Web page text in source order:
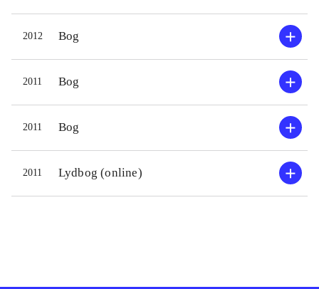
2012 Bog
2011 Bog
2011 Bog
2011 Lydbog (online)